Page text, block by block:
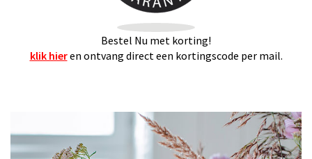
Bestel Nu met korting!
klik hieren ontvang direct een kortingscode per mail.